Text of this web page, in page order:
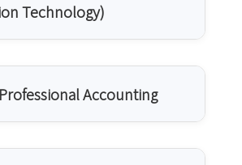
Technology)
Accounting